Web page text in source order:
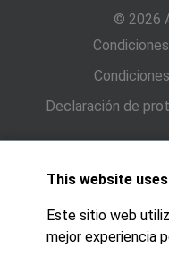
© 2026
Declaración de
This website
Este sitio web
mejor experiencia